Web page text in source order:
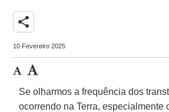
share
10 Fevereiro 2025
Se olharmos a frequência dos
ocorrendo na Terra, especialmente